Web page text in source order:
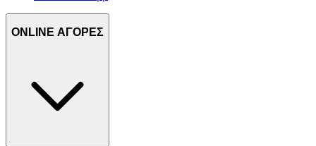
ONLINE ΑΓΟΡΕΣ